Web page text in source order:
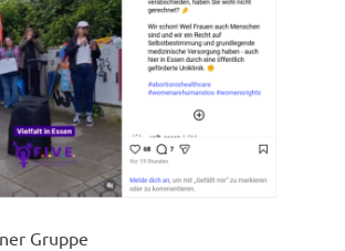
Gruppe